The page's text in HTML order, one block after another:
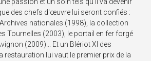
des chefs d'œuvre lui seront confiés :
nationales (1998), la collection
Tournelles (2003), le portail en fer forgé
(2009)... Et un Blériot XI des
restauration lui vaut le premier prix de la